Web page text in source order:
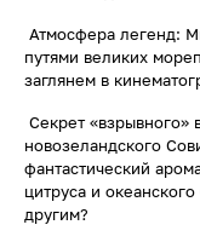
Атмосфера легенд:
путями великих
заглянем в
Секрет «взрывного»
новозеландского
фантастический
цитруса и
другим?